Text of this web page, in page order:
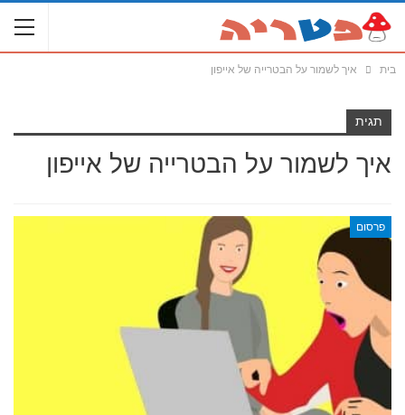
בית איך לשמור על הבטרייה של אייפון
תגית
איך לשמור על הבטרייה של אייפון
פרסום